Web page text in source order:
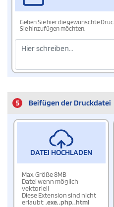
Geben Sie hier die gewünschte
Sie hinzufügen möchten.
5 Beifügen der Druckdatei
DATEI HOCHLADEN
Max. Größe 8MB
Datei wenn möglich
vektoriell
Diese Extension sind nicht
erlaubt:.exe,.php,.html